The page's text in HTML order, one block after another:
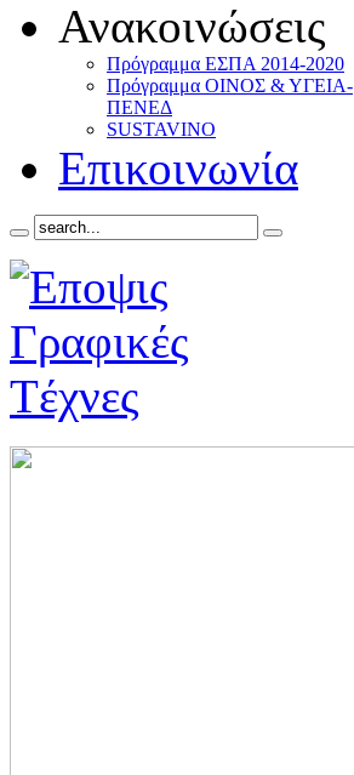
Ανακοινώσεις
Πρόγραμμα ΕΣΠΑ 2014-2020
Πρόγραμμα ΟΙΝΟΣ & ΥΓΕΙΑ-
ΠΕΝΕΔ
SUSTAVINO
Επικοινωνία